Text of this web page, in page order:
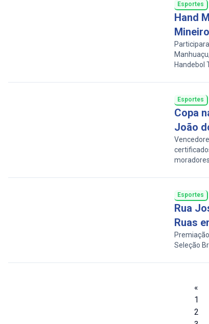
Esportes
Hand
Handebol
Esportes
Copa
João
moradores.
Esportes
Rua
Ruas
Seleção
«
1
2